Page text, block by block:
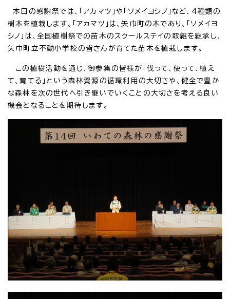
本日の感謝祭では、「アカマツ」や「ソメイヨシノ」など、4種類の
樹木を植栽します。「アカマツ」は、矢巾町の木であり、「ソメイヨ
シノ」は、全国植樹祭での苗木のスクールステイの取組を継承し、
矢巾町立不動小学校の皆さんが育てた苗木を植栽します。
この植樹活動を通じ、御参集の皆様が「伐って、使って、植え
て、育てる」という森林資源の循環利用の大切さや、健全で豊か
な森林を次の世代へ引き継いでいくことの大切さを考える良い
機会となることを期待します。